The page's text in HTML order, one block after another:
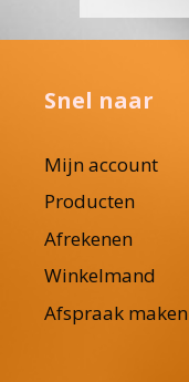
Snel naar
Mijn account
Producten
Afrekenen
Winkelmand
Afspraak maken